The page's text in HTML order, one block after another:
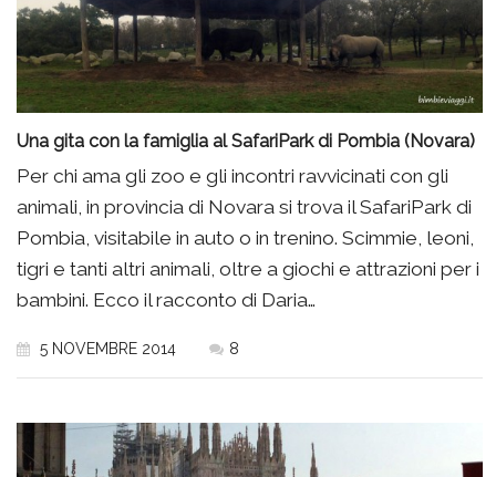
Una gita con la famiglia al SafariPark di Pombia (Novara)
Per chi ama gli zoo e gli incontri ravvicinati con gli
animali, in provincia di Novara si trova il SafariPark di
Pombia, visitabile in auto o in trenino. Scimmie, leoni,
tigri e tanti altri animali, oltre a giochi e attrazioni per i
bambini. Ecco il racconto di Daria…
5 NOVEMBRE 2014 8